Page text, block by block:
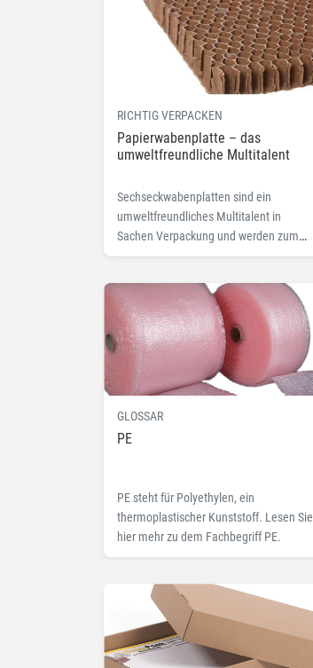
RICHTIG VERPACKEN
Papierwabenplatte – das
umweltfreundliche Multitalent
Sechseckwabenplatten sind ein
umweltfreundliches Multitalent in
Sachen Verpackung und werden zum
Schutz von Produkten verwendet.
GLOSSAR
PE
PE steht für Polyethylen, ein
thermoplastischer Kunststoff. Lesen Sie
hier mehr zu dem Fachbegriff PE.